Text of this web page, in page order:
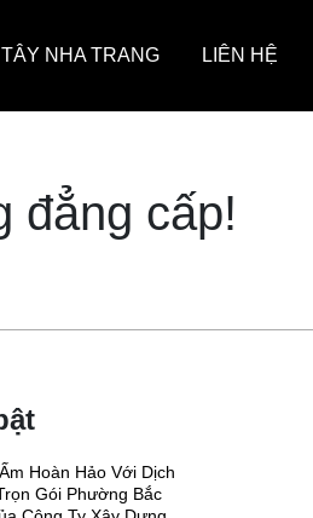
TÂY NHA TRANG LIÊN HỆ
đẳng cấp!
Hoàn Hảo Với Dịch
Gói Phường Bắc